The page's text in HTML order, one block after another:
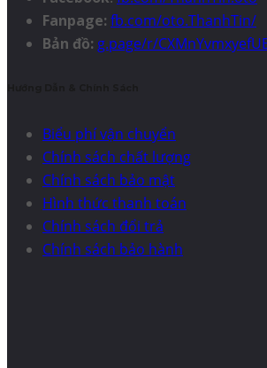
Fanpage: fb.com/oto.ThanhTin/
Bản đồ: g.page/r/
Biểu phí vận chuyển
Chính sách chất lượng
Chính sách bảo mật
Hình thức thanh toán
Chính sách đổi trả
Chính sách bảo hành